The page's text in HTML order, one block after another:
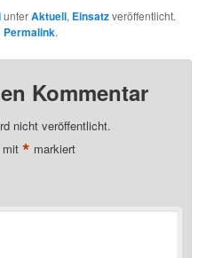
unterAktuell, Einsatzveröffentlicht.
Permalink.
Kommentar
nicht veröffentlicht.
mit* markiert